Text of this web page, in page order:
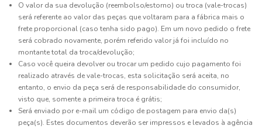
O valor da sua devolução (reembolso/estorno) ou troca (vale-trocas)
será referente ao valor das peças que voltaram para a fábrica mais o
frete proporcional (caso tenha sido pago). Em um novo pedido o frete
será cobrado novamente, porém referido valor já foi incluído no
montante total da troca/devolução;
Caso você queira devolver ou trocar um pedido cujo pagamento foi
realizado através de vale-trocas, esta solicitação será aceita, no
entanto, o envio da peça será de responsabilidade do consumidor,
visto que, somente a primeira troca é grátis;
Será enviado por e-mail um código de postagem para envio da(s)
peça(s). Estes documentos deverão ser impressos e levados à agência